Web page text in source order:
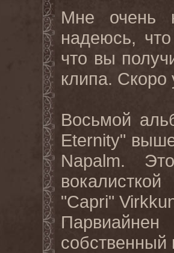
Мне очень
надеюсь,
что вы
клипа. Скоро
Восьмой
Eternity"
Napalm.
"Capri"
собственный